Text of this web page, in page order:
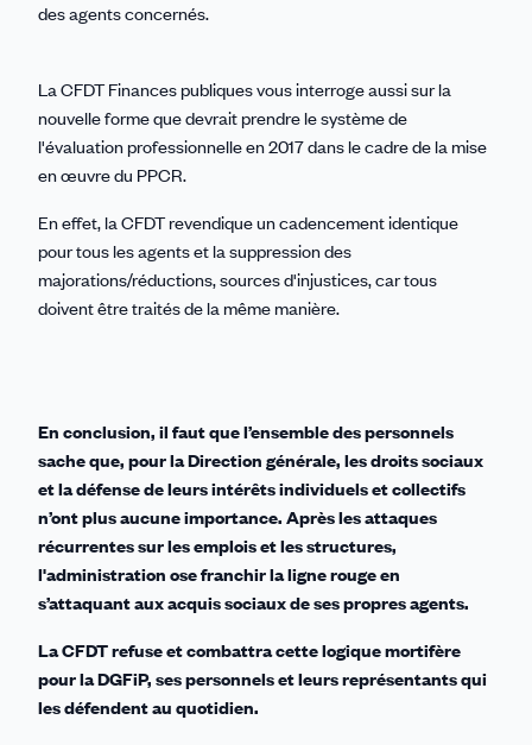
des agents concernés.
La CFDT Finances publiques vous interroge aussi sur la
nouvelle forme que devrait prendre le système de
l'évaluation professionnelle en 2017 dans le cadre de la mise
en œuvre du PPCR.
En effet, la CFDT revendique un cadencement identique
pour tous les agents et la suppression des
majorations/réductions, sources d'injustices, car tous
doivent être traités de la même manière.
En conclusion, il faut que l’ensemble des personnels
sache que, pour la Direction générale, les droits sociaux
et la défense de leurs intérêts individuels et collectifs
n’ont plus aucune importance. Après les attaques
récurrentes sur les emplois et les structures,
l'administration ose franchir la ligne rouge en
s’attaquant aux acquis sociaux de ses propres agents.
La CFDT refuse et combattra cette logique mortifère
pour la DGFiP, ses personnels et leurs représentants qui
les défendent au quotidien.